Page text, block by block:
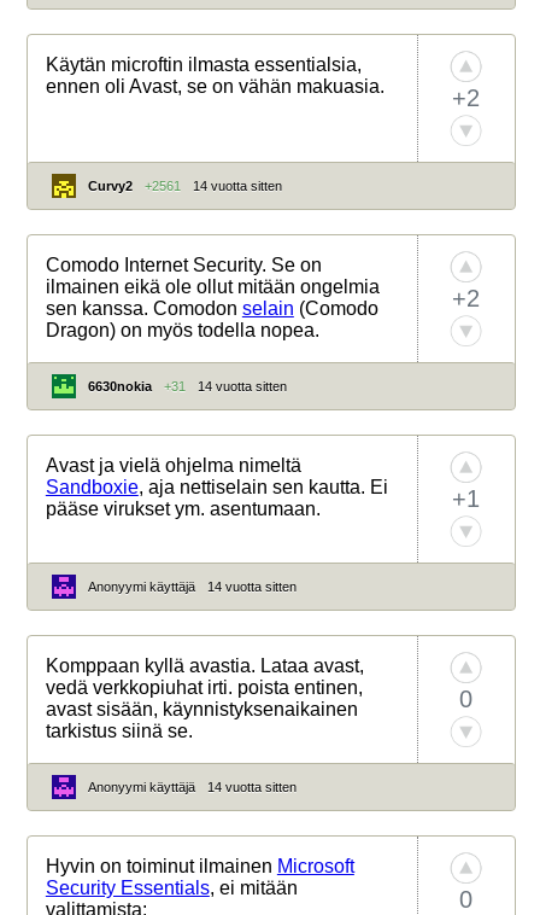
Käytän microftin ilmasta essentialsia,
ennen oli Avast, se on vähän makuasia.
+2
Curvy2 +2561 14 vuotta sitten
Comodo Internet Security. Se on
ilmainen eikä ole ollut mitään ongelmia
sen kanssa. Comodon selain (Comodo
Dragon) on myös todella nopea.
+2
6630nokia +31 14 vuotta sitten
Avast ja vielä ohjelma nimeltä
Sandboxie, aja nettiselain sen kautta. Ei
pääse virukset ym. asentumaan.
+1
Anonyymi käyttäjä 14 vuotta sitten
Komppaan kyllä avastia. Lataa avast,
vedä verkkopiuhat irti. poista entinen,
avast sisään, käynnistyksenaikainen
tarkistus siinä se.
0
Anonyymi käyttäjä 14 vuotta sitten
Hyvin on toiminut ilmainen Microsoft
Security Essentials, ei mitään
valittamista:
0